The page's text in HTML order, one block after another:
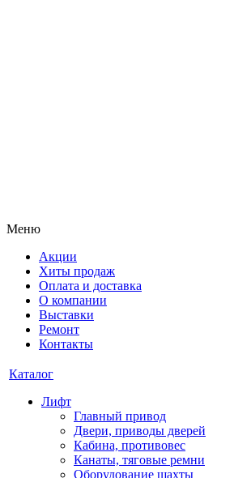
Меню
Акции
Хиты продаж
Оплата и доставка
О компании
Выставки
Ремонт
Контакты
Каталог
Лифт
Главный привод
Двери, приводы дверей
Кабина, противовес
Канаты, тяговые ремни
Оборудование шахты